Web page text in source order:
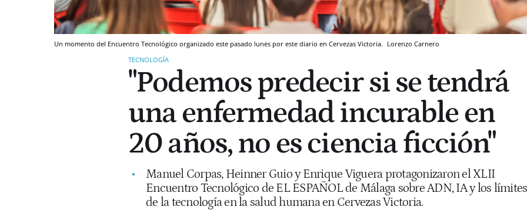
Un momento del Encuentro Tecnológico organizado este pasado lunes por este diario en Cervezas Victoria. Lorenzo Carnero
TECNOLOGÍA
"Podemos predecir si se tendrá
una enfermedad incurable en
20 años, no es ciencia ficción"
Manuel Corpas, Heinner Guio y Enrique Viguera protagonizaron el XLII
Encuentro Tecnológico de EL ESPAÑOL de Málaga sobre ADN, IA y los límites
de la tecnología en la salud humana en Cervezas Victoria.